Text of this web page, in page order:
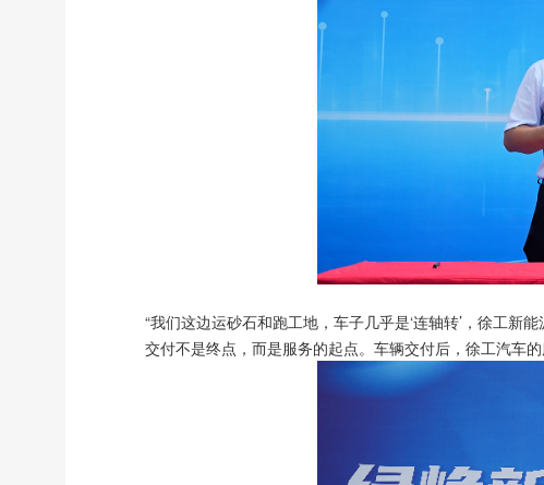
“我们这边运砂石和跑工地，车子几乎是‘连轴转’，徐工新
交付不是终点，而是服务的起点。车辆交付后，徐工汽车